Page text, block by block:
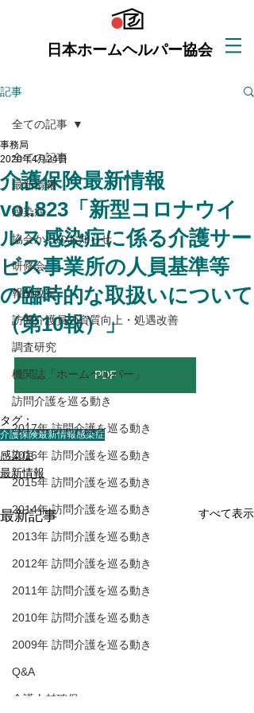
日本ホームヘルパー協会
記事
全ての記事
最新情報
感染症
協会からのお知らせ
研修会
報酬改定
訪問介護員の資質向上・処遇改善
調査研究
機関誌「ホームヘルパー」
訪問介護を巡る動き
2017年 訪問介護を巡る動き
2016年 訪問介護を巡る動き
2015年 訪問介護を巡る動き
2014年 訪問介護を巡る動き
2013年 訪問介護を巡る動き
2012年 訪問介護を巡る動き
2011年 訪問介護を巡る動き
2010年 訪問介護を巡る動き
2009年 訪問介護を巡る動き
Q&A
介護人材確保
全ての記事
介護保険最新情報
vol.823「新型コロナウイ
ルス感染症に係る介護サー
ビス事業所の人員基準等
の臨時的な取扱いについて
（第10報）」
事務局
2020年4月24日
PDF
タグ：
介護保険最新情報感染症
感染症
最新情報
最新記事 すべて表示